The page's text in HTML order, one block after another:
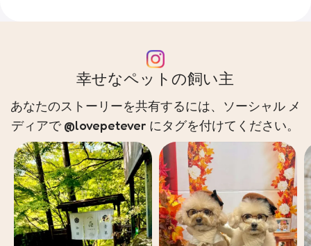
幸せなペットの飼い主
あなたのストーリーを共有するには、ソーシャル メ
ディアで @lovepetever にタグを付けてください。